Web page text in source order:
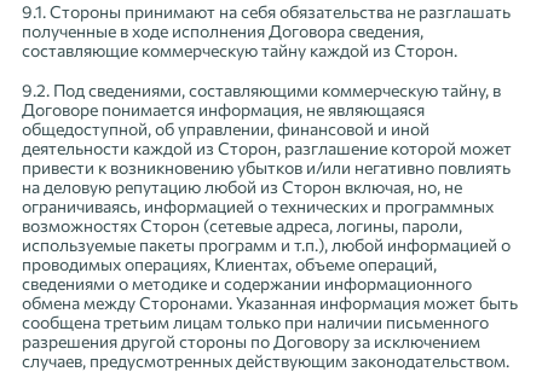
9.1. Стороны принимают на себя обязательства не разглашать
полученные в ходе исполнения Договора сведения,
составляющие коммерческую тайну каждой из Сторон.
9.2. Под сведениями, составляющими коммерческую тайну, в
Договоре понимается информация, не являющаяся
общедоступной, об управлении, финансовой и иной
деятельности каждой из Сторон, разглашение которой может
привести к возникновению убытков и/или негативно повлиять
на деловую репутацию любой из Сторон включая, но, не
ограничиваясь, информацией о технических и программных
возможностях Сторон (сетевые адреса, логины, пароли,
используемые пакеты программ и т.п.), любой информацией о
проводимых операциях, Клиентах, объеме операций,
сведениями о методике и содержании информационного
обмена между Сторонами. Указанная информация может быть
сообщена третьим лицам только при наличии письменного
разрешения другой стороны по Договору за исключением
случаев, предусмотренных действующим законодательством.